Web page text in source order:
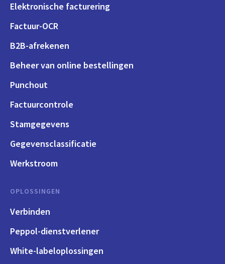
Elektronische facturering
Factuur-OCR
B2B-afrekenen
Beheer van online bestellingen
Punchout
Factuurcontrole
Stamgegevens
Gegevensclassificatie
Werkstroom
OPLOSSINGEN
Verbinden
Peppol-dienstverlener
White-labeloplossingen